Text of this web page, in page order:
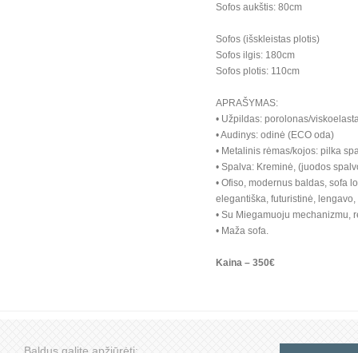
Sofos aukštis: 80cm
Sofos (išskleistas plotis)
Sofos ilgis: 180cm
Sofos plotis: 110cm
APRAŠYMAS:
• Užpildas: porolonas/
• Audinys: odinė (ECO oda)
• Metalinis rėmas/kojos: pilka
• Spalva: Kreminė, (juodos
• Ofiso, modernus baldas, sofa
elegantiška, futuristinė,
• Su Miegamuoju mechanizmu,
• Maža sofa.
Kaina – 350€
Baldus galite apžiūrėti: